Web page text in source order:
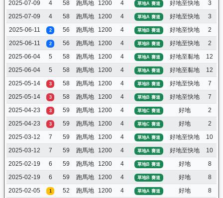
2025-07-09
4 58 跑馬地 1200 4 草地A 賽道 好地至快地 3
2025-07-09
4 58 跑馬地 1200 4 草地A 賽道 好地至快地 3
2025-06-11
2 56 跑馬地 1200 4 草地B 賽道 好地至快地 2
2025-06-11
2 56 跑馬地 1200 4 草地B 賽道 好地至快地 2
2025-06-04
5 58 跑馬地 1200 4 草地A 賽道 好地至黏地 12
2025-06-04
5 58 跑馬地 1200 4 草地A 賽道 好地至黏地 12
2025-05-14
3 58 跑馬地 1200 4 草地B 賽道 好地至快地 7
2025-05-14
3 58 跑馬地 1200 4 草地B 賽道 好地至快地 7
2025-04-23
3 59 跑馬地 1200 4 草地C 賽道 好地 2
2025-04-23
3 59 跑馬地 1200 4 草地C 賽道 好地 2
2025-03-12
7 59 跑馬地 1200 4 草地A 賽道 好地至快地 10
2025-03-12
7 59 跑馬地 1200 4 草地A 賽道 好地至快地 10
2025-02-19
6 59 跑馬地 1200 4 草地B 賽道 好地 8
2025-02-19
6 59 跑馬地 1200 4 草地B 賽道 好地 8
2025-02-05
1 52 跑馬地 1200 4 草地A 賽道 好地 8